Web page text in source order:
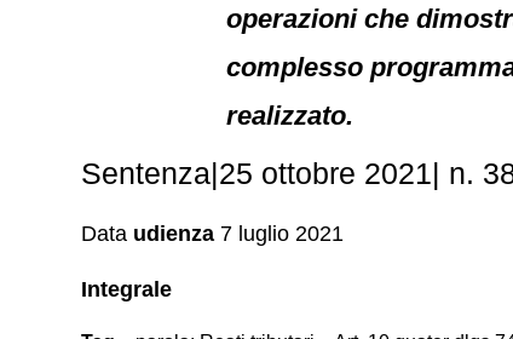
operazioni che
complesso
realizzato.
Sentenza|25 ottobre 2021| n.
Data udienza 7 luglio 2021
Integrale